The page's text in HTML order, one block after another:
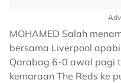
MOHAMED Salah
bersama Liverpool
Qarabag 6-0 awal pagi
kemaraan The Reds ke